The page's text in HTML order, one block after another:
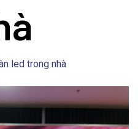
led trong nhà